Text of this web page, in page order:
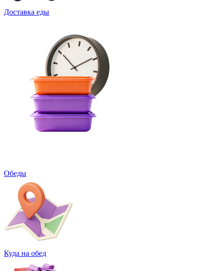
Доставка еды
Обеды
Куда на обед